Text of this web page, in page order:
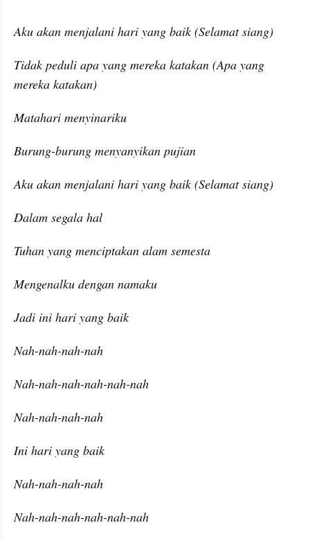
Aku akan menjalani hari yang baik (Selamat siang)
Tidak peduli apa yang mereka katakan (Apa yang
mereka katakan)
Matahari menyinariku
Burung-burung menyanyikan pujian
Aku akan menjalani hari yang baik (Selamat siang)
Dalam segala hal
Tuhan yang menciptakan alam semesta
Mengenalku dengan namaku
Jadi ini hari yang baik
Nah-nah-nah-nah
Nah-nah-nah-nah-nah-nah
Nah-nah-nah-nah
Ini hari yang baik
Nah-nah-nah-nah
Nah-nah-nah-nah-nah-nah